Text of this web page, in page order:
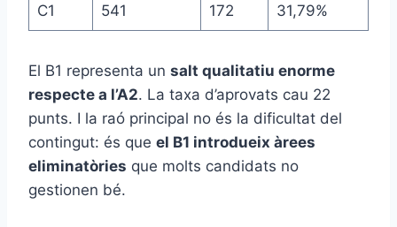
C1 541 172 31,79%
El B1 representa un salt qualitatiu enorme
respecte a l’A2. La taxa d’aprovats cau 22
punts. I la raó principal no és la dificultat del
contingut: és que el B1 introdueix àrees
eliminatòries que molts candidats no
gestionen bé.